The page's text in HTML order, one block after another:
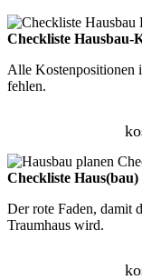
Checkliste Hausbau-
Alle Kostenpositionen
fehlen.
Checkliste Haus(bau)
Der rote Faden, damit
Traumhaus wird.